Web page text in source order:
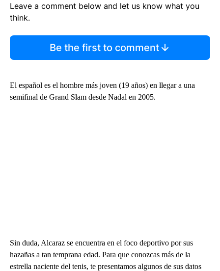
Leave a comment below and let us know what you
think.
Be the first to comment
El español es el hombre más joven (19 años) en llegar a una
semifinal de Grand Slam desde Nadal en 2005.
Sin duda, Alcaraz se encuentra en el foco deportivo por sus
hazañas a tan temprana edad. Para que conozcas más de la
estrella naciente del tenis, te presentamos algunos de sus datos